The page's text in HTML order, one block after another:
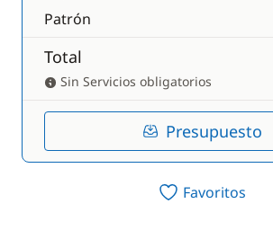
Patrón
Total
Sin Servicios obligatorios
Presupuesto
Favoritos